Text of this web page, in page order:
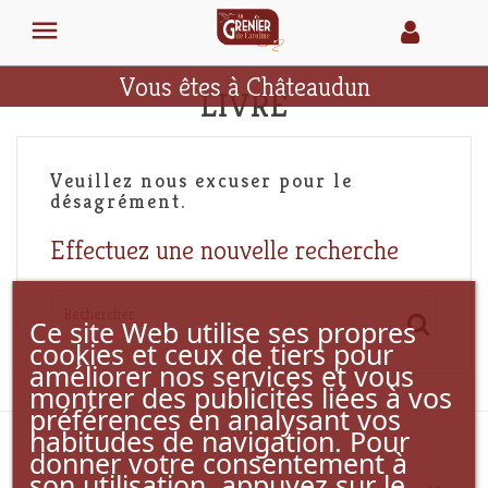

Ce site Web utilise ses propres
cookies et ceux de tiers pour
améliorer nos services et vous
montrer des publicités liées à vos
préférences en analysant vos
habitudes de navigation. Pour
donner votre consentement à
Vous êtes à Châteaudun
LIVRE
Veuillez nous excuser pour le
désagrément.
Effectuez une nouvelle recherche